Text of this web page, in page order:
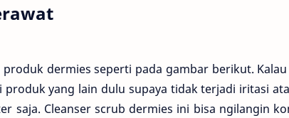
dermies seperti pada gambar berikut.
yang lain dulu supaya tidak terjadi iritasi
saja. Cleanser scrub dermies ini bisa ngilangin